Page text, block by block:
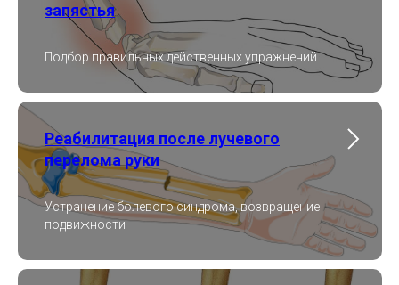
запястья
Подбор правильных действенных упражнений
Реабилитация после лучевого
перелома руки
Устранение болевого синдрома, возвращение
подвижности